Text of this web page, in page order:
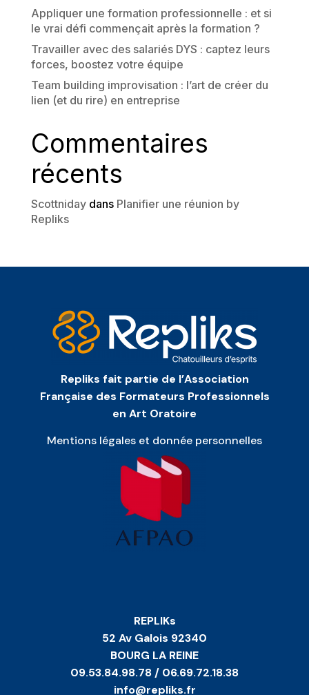
Appliquer une formation professionnelle : et si
le vrai défi commençait après la formation ?
Travailler avec des salariés DYS : captez leurs
forces, boostez votre équipe
Team building improvisation : l’art de créer du
lien (et du rire) en entreprise
Commentaires
récents
Scottnidaydans Planifier une réunion by
Repliks
Repliks fait partie de l’Association
Française des Formateurs Professionnels
en Art Oratoire
Mentions légales et donnée personnelles
REPLIKs
52 Av Galois 92340
BOURG LA REINE
09.53.84.98.78 / 06.69.72.18.38
info@repliks.fr